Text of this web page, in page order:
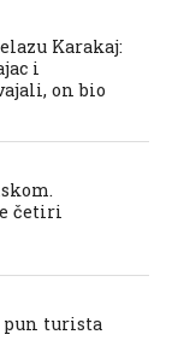
Karakaj:
i
on bio
četiri
pun turista